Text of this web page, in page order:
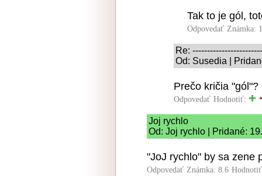
Tak to je gól,
Odpovedať Známka:
Re:
Od: Susedia |
Prečo kričia
Odpovedať Hodnotiť:
Joj rychlo
Od: Joj rychlo | Pridané:
"JoJ rychlo" by sa zene
Odpovedať Známka: 8.6